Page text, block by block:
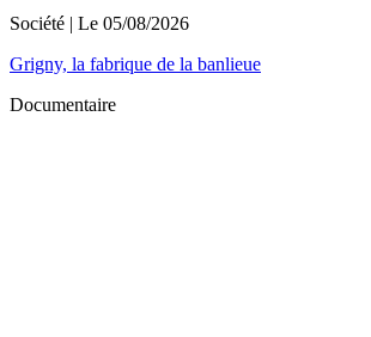
Société | Le 05/08/2026
Grigny, la fabrique de la banlieue
Documentaire